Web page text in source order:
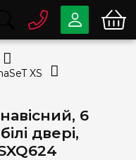
6
двері,
Безкоштовно
334-79-78
Telegram
XS